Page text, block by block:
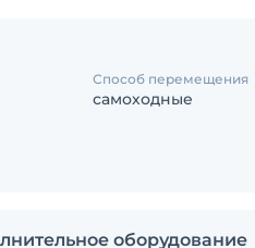
Способ перемещения
самоходные
оборудование